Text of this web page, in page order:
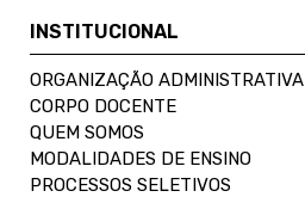
INSTITUCIONAL
ORGANIZAÇÃO ADMINISTRATIVA
CORPO DOCENTE
QUEM SOMOS
MODALIDADES DE ENSINO
PROCESSOS SELETIVOS